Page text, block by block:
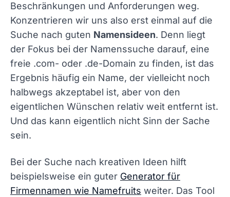
Beschränkungen und Anforderungen weg.
Konzentrieren wir uns also erst einmal auf die
Suche nach guten Namensideen. Denn liegt
der Fokus bei der Namenssuche darauf, eine
freie .com- oder .de-Domain zu finden, ist das
Ergebnis häufig ein Name, der vielleicht noch
halbwegs akzeptabel ist, aber von den
eigentlichen Wünschen relativ weit entfernt ist.
Und das kann eigentlich nicht Sinn der Sache
sein.
Bei der Suche nach kreativen Ideen hilft
beispielsweise ein guter Generator für
Firmennamen wie Namefruits weiter. Das Tool